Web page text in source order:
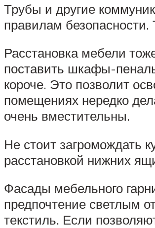
Трубы и другие
правилам безопасности.
Расстановка мебели
поставить шкафы-
короче. Это позволит
помещениях нередко
очень вместительны.
Не стоит загромождать
расстановкой нижних
Фасады мебельного
предпочтение светлым
текстиль. Если